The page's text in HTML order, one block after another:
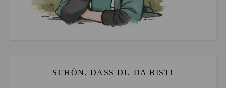
SCHÖN, DASS DU DA BIST!